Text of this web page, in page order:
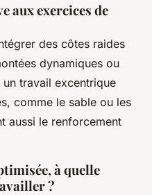
aux exercices de
des côtes raides
dynamiques ou
un travail excentrique
comme le sable ou les
aussi le renforcement
à quelle
?